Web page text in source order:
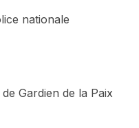
nationale
Gardien de la Paix